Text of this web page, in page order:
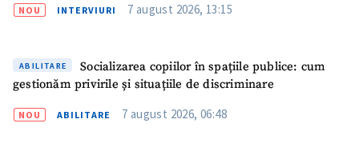
NOU INTERVIURI 7 august 2026, 13:15
ABILITARE
Socializarea copiilor în spațiile publice: cum
gestionăm privirile și situațiile de discriminare
NOU ABILITARE 7 august 2026, 06:48